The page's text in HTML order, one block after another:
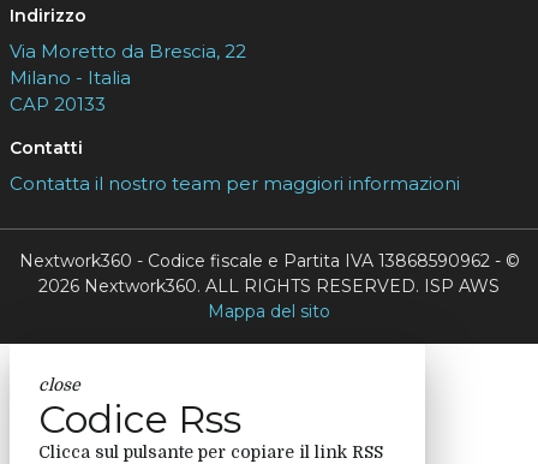
Indirizzo
Via Moretto da Brescia, 22
Milano - Italia
CAP 20133
Contatti
Contatta il nostro team per maggiori informazioni
Nextwork360 - Codice fiscale e Partita IVA 13868590962 - ©
2026 Nextwork360. ALL RIGHTS RESERVED. ISP AWS
Mappa del sito
close
Codice Rss
Clicca sul pulsante per copiare il link RSS